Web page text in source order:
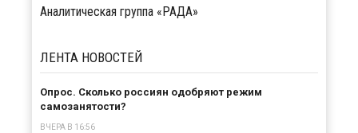
Аналитическая группа «РАДА»
ЛЕНТА НОВОСТЕЙ
Опрос. Сколько россиян одобряют режим
самозанятости?
ВЧЕРА В 16:56